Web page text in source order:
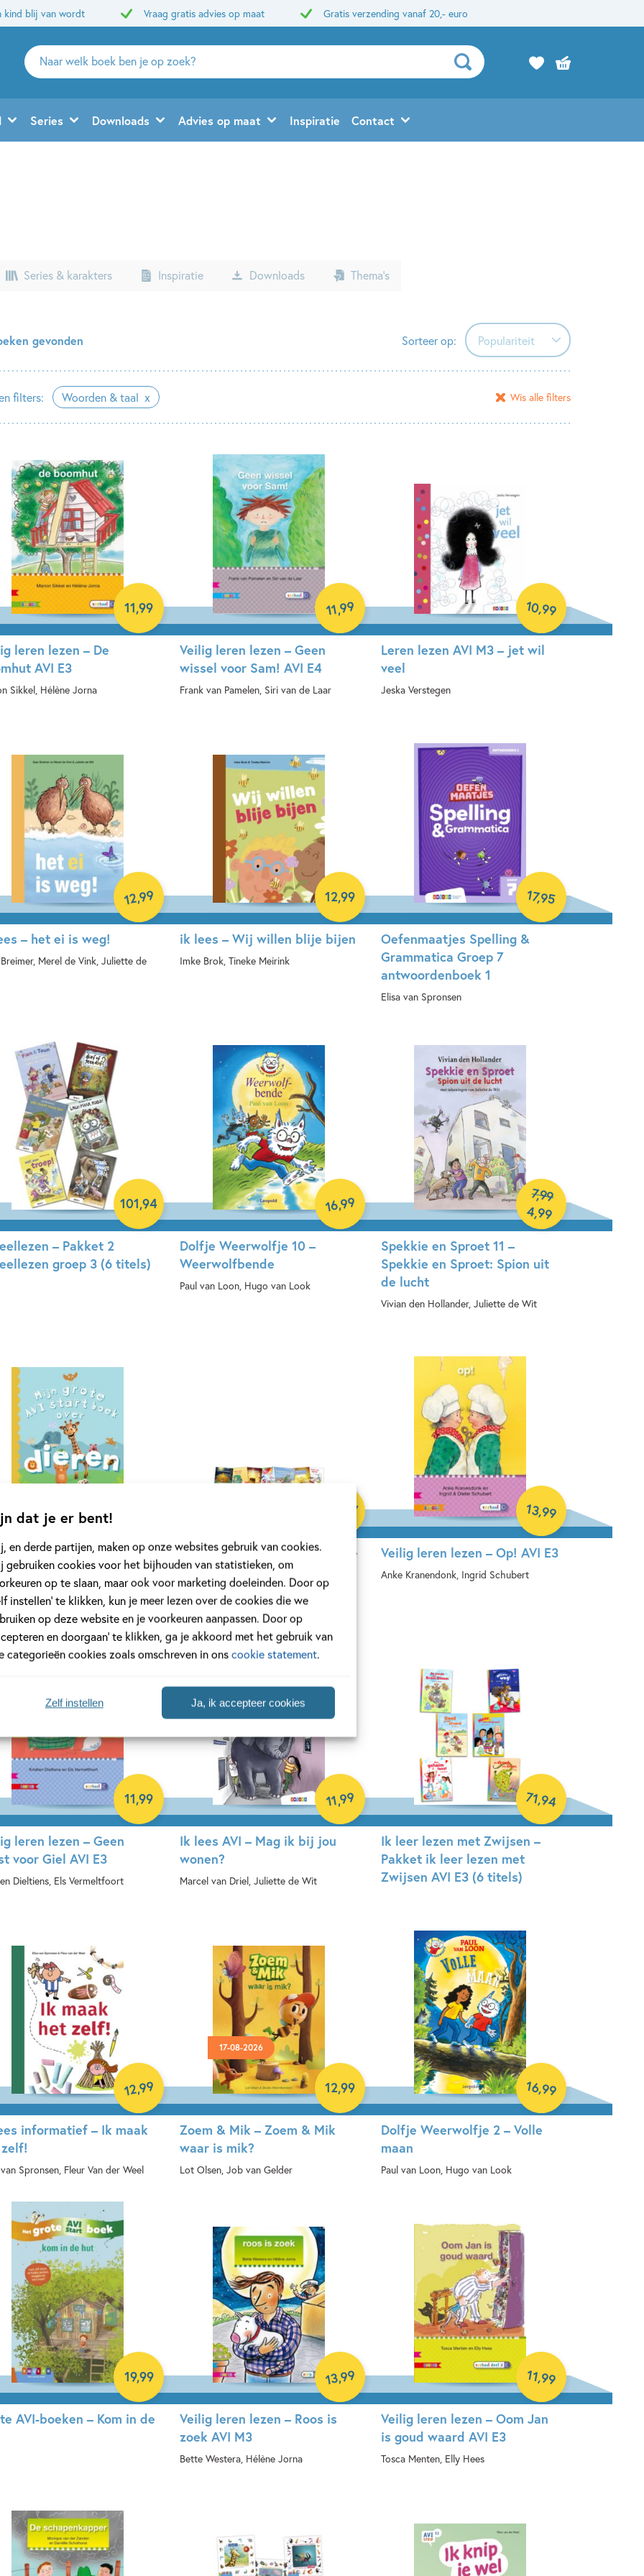
dat je er bent!
en derde partijen, maken op onze websites gebruik van cookies.
gebruiken cookies voor het bijhouden van statistieken, om
op te slaan, maar ook voor marketing doeleinden. Door op
instellen’ te klikken, kun je meer lezen over de cookies die we
op deze website en je voorkeuren aanpassen. Door op
en doorgaan’ te klikken, ga je akkoord met het gebruik van
categorieën cookies zoals omschreven in onscookie statement.
Ja, ik accepteer cookies
Zelf instellen
kind blij van wordt Vraag gratis advies op maat Gratis verzending vanaf 20,- euro
Zoeken
naar
en
uitgevers
Series Downloads Advies op maat Inspiratie Contact
Series & karakters Inspiratie Downloads Thema’s
gevonden Sorteer op: Populariteit
Populariteit
Verschijningsdatum
Alfabetisch (A-Z)
Prijs (aflopend)
filters: Woorden & taal Wis alle filters
leren lezen – De
AVI E3
Sikkel, Hélène Jorna
11,99
Veilig leren lezen – Geen
wissel voor Sam! AVI E4
Frank van Pamelen, Siri van de Laar
11,99
Leren lezen AVI M3 – jet wil
veel
Jeska Verstegen
10,99
– het ei is weg!
Merel de Vink, Juliette de
12,99
ik lees – Wij willen blije bijen
Imke Brok, Tineke Meirink
12,99
Oefenmaatjes Spelling &
Grammatica Groep 7
antwoordenboek 1
Elisa van Spronsen
17,95
– Pakket 2
groep 3 (6 titels)
101,94
Dolfje Weerwolfje 10 –
Weerwolfbende
Paul van Loon, Hugo van Look
16,99
Spekkie en Sproet 11 –
Spekkie en Sproet: Spion uit
de lucht
Vivian den Hollander, Juliette de Wit
7,99
4,99
AVI-boeken – Mijn
AVI start boek over
Pakket leesboeken kim-versie
kern 11 (13 titels)
87
Samengesteld pakket
Veilig leren lezen – Op! AVI E3
Anke Kranendonk, Ingrid Schubert
13,99
leren lezen – Geen
voor Giel AVI E3
Dieltiens, Els Vermeltfoort
11,99
Ik lees AVI – Mag ik bij jou
wonen?
Marcel van Driel, Juliette de Wit
11,99
Ik leer lezen met Zwijsen –
Pakket ik leer lezen met
Zwijsen AVI E3 (6 titels)
71,94
informatief – Ik maak
Spronsen, Fleur Van der Weel
12,99
17-08-2026
Zoem & Mik – Zoem & Mik
waar is mik?
Lot Olsen, Job van Gelder
12,99
Dolfje Weerwolfje 2 – Volle
maan
Paul van Loon, Hugo van Look
16,99
AVI-boeken – Kom in de
19,99
Veilig leren lezen – Roos is
zoek AVI M3
Bette Westera, Hélène Jorna
13,99
Veilig leren lezen – Oom Jan
is goud waard AVI E3
Tosca Menten, Elly Hees
11,99